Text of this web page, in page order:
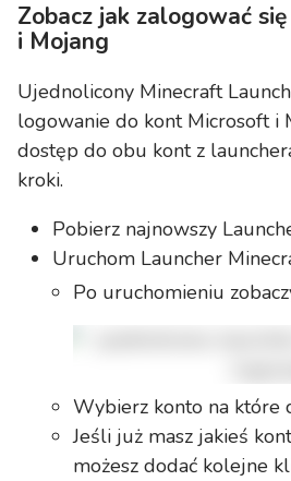
Zobacz jak zalogować
i Mojang
Ujednolicony Minecraft
logowanie do kont Microsoft i
dostęp do obu kont z
kroki.
Pobierz najnowszy
Uruchom Launcher
Po uruchomieniu
Wybierz konto na które
Jeśli już masz jakieś
możesz dodać kolejne